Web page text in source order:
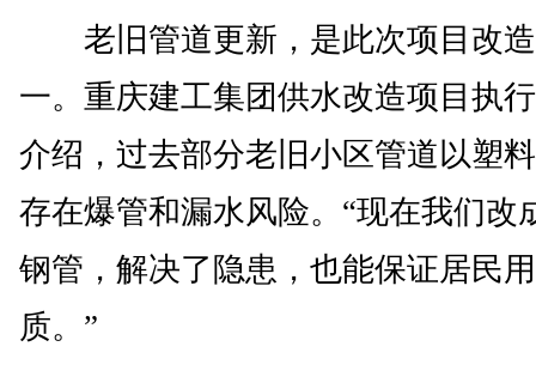
老旧管道更新，是此次项目改造
一。重庆建工集团供水改造项目执
介绍，过去部分老旧小区管道以塑
存在爆管和漏水风险。“现在我们改
钢管，解决了隐患，也能保证居民
质。”